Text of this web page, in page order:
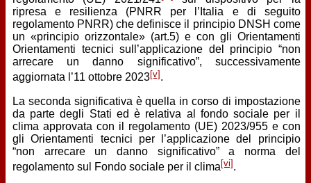
ripresa e resilienza (PNRR per l’Italia e di seguito
regolamento PNRR) che definisce il principio DNSH come
un «principio orizzontale» (art.5) e con gli Orientamenti
Orientamenti tecnici sull’applicazione del principio “non
arrecare un danno significativo”, successivamente
aggiornata l’11 ottobre 2023[v].
La seconda significativa è quella in corso di impostazione
da parte degli Stati ed è relativa al fondo sociale per il
clima approvata con il regolamento (UE) 2023/955 e con
gli Orientamenti tecnici per l’applicazione del principio
“non arrecare un danno significativo” a norma del
regolamento sul Fondo sociale per il clima[vi].